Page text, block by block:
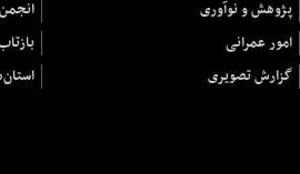
پژوهش و نوآوری
امور عمرانی
گزارش تصویری